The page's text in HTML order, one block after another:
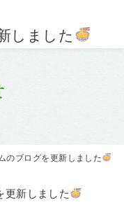
のブログを更新しました
しました
更新しました